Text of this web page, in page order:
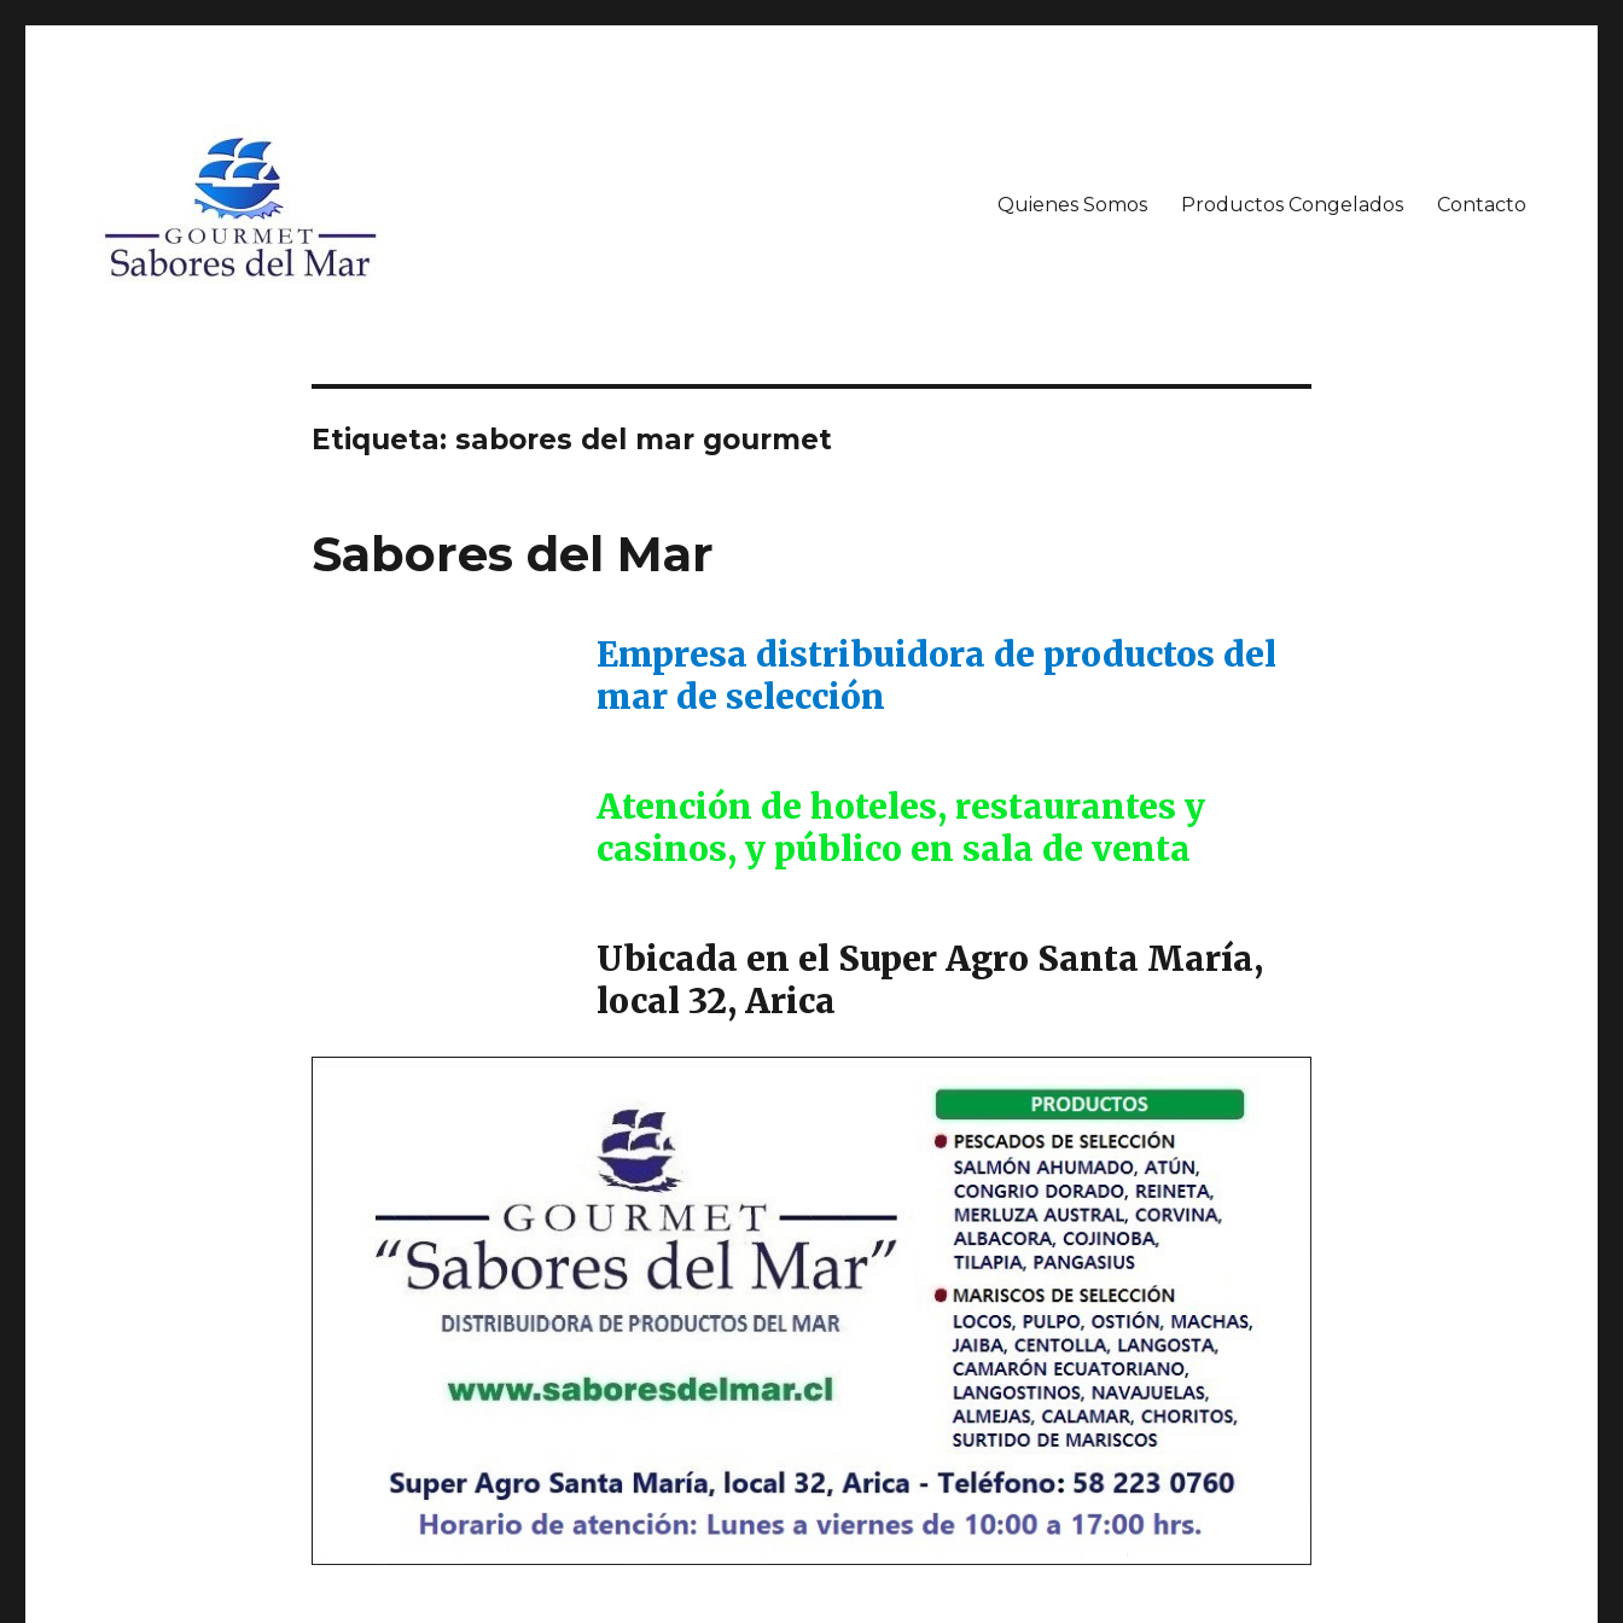
Quienes Somos Productos Congelados Contacto
Etiqueta: sabores del mar gourmet
Sabores del Mar
Empresa distribuidora de productos del
mar de selección
Atención de hoteles, restaurantes y
casinos, y público en sala de venta
Ubicada en el Super Agro Santa María,
local 32, Arica